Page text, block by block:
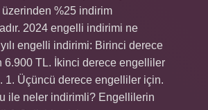
üzerinden %25 indirim
2024 engelli indirimi ne
engelli indirimi: Birinci derece
6.900 TL. İkinci derece engelliler
1. Üçüncü derece engelliler için.
ile neler indirimli? Engellilerin